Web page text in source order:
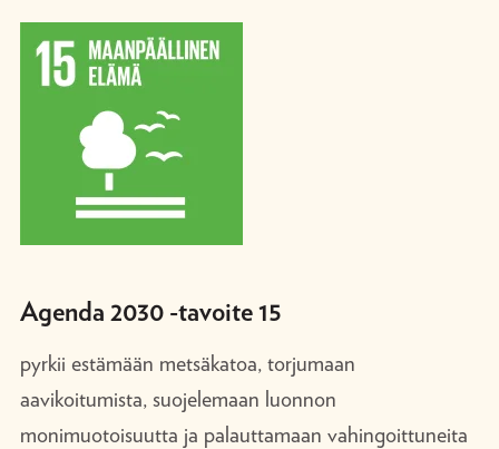
Agenda 2030 -tavoite 15
pyrkii estämään metsäkatoa, torjumaan
aavikoitumista, suojelemaan luonnon
monimuotoisuutta ja palauttamaan vahingoittuneita